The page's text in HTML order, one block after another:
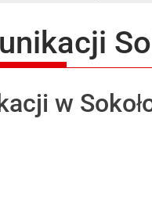
w